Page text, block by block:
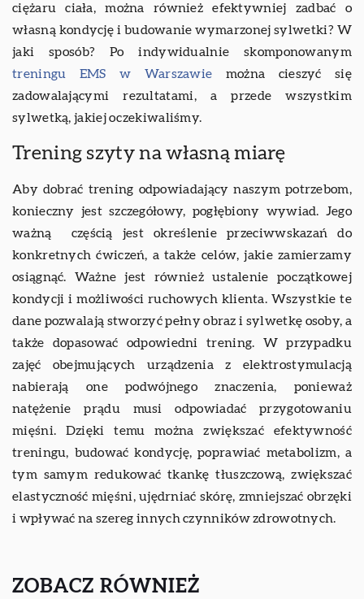
ciężaru ciała, można również efektywniej zadbać o
własną kondycję i budowanie wymarzonej sylwetki? W
jaki sposób? Po indywidualnie skomponowanym
treningu EMS w Warszawie można cieszyć się
zadowalającymi rezultatami, a przede wszystkim
sylwetką, jakiej oczekiwaliśmy.
Trening szyty na własną miarę
Aby dobrać trening odpowiadający naszym potrzebom,
konieczny jest szczegółowy, pogłębiony wywiad. Jego
ważną częścią jest określenie przeciwwskazań do
konkretnych ćwiczeń, a także celów, jakie zamierzamy
osiągnąć. Ważne jest również ustalenie początkowej
kondycji i możliwości ruchowych klienta. Wszystkie te
dane pozwalają stworzyć pełny obraz i sylwetkę osoby, a
także dopasować odpowiedni trening. W przypadku
zajęć obejmujących urządzenia z elektrostymulacją
nabierają one podwójnego znaczenia, ponieważ
natężenie prądu musi odpowiadać przygotowaniu
mięśni. Dzięki temu można zwiększać efektywność
treningu, budować kondycję, poprawiać metabolizm, a
tym samym redukować tkankę tłuszczową, zwiększać
elastyczność mięśni, ujędrniać skórę, zmniejszać obrzęki
i wpływać na szereg innych czynników zdrowotnych.
ZOBACZ RÓWNIEŻ